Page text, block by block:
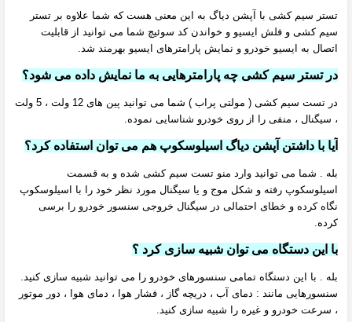
تستر سیم کشی با آپشن دیاگ به این معنی هست که شما علاوه بر تستر
سیم کشی و فلش ایسیو و خواندن کد سوئیچ شما می توانید از قابلیت
اتصال به ایسیو خودرو و نمایش پارامترهای ایسیو بهرمند شد.
در تستر سیم کشی چه پارامترهایی به ما نمایش داده می شود؟
در تست سیم کشی ( مولتی پراب ) شما می توانید پین های 12 ولت ، 5 ولت
، سیگنال ، منفی را از روی خودرو شناسایی نموده.
آیا با داشتن آپشن دیاگ اسیلوسکوپ هم می توان استفاده کرد؟
بله . شما می توانید وارد منو تست سیم کشی شده و به قسمت
اسیلوسکوپ رفته و شکل موج و یا سیگنال مورد نظر خود را با اسیلوسکوپ
نگاه کرده و خطای احتمالی در سیگنال خروجی سنسور خودرو را برسی
کرده.
با این دستگاه می توان شبیه سازی کرد ؟
بله . با این دستگاه تمامی سنسورهای خودرو را می توانید شبیه سازی کنید.
سنسورهایی مانند : دمای آب ، دریچه گاز ، فشار هوا ، دمای هوا ، دور موتور
، سرعت خودرو و غیره را شبیه سازی کنید.